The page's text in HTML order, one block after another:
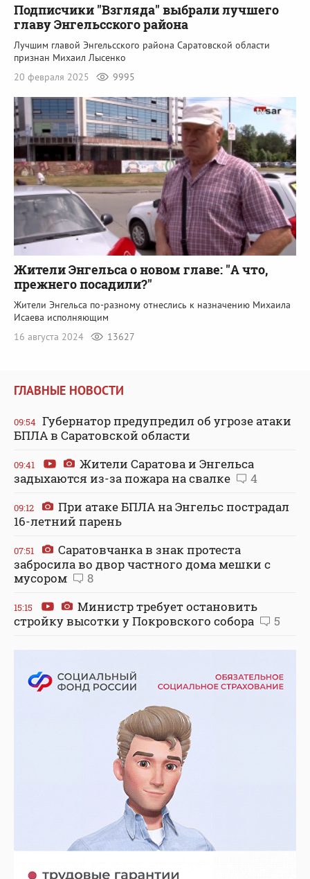
Подписчики "Взгляда" выбрали лучшего
главу Энгельсского района
Лучшим главой Энгельсского района Саратовской области
признан Михаил Лысенко
20 февраля 2025
9995
Жители Энгельса о новом главе: "А что,
прежнего посадили?"
Жители Энгельса по-разному отнеслись к назначению Михаила
Исаева исполняющим
16 августа 2024
13627
ГЛАВНЫЕ НОВОСТИ
09:54 Губернатор предупредил об угрозе атаки
БПЛА в Саратовской области
09:41
Жители Саратова и Энгельса
задыхаются из-за пожара на свалке
4
09:12
При атаке БПЛА на Энгельс пострадал
16-летний парень
07:51
Саратовчанка в знак протеста
забросила во двор частного дома мешки с
мусором
8
15:15
Министр требует остановить
стройку высотки у Покровского собора
5